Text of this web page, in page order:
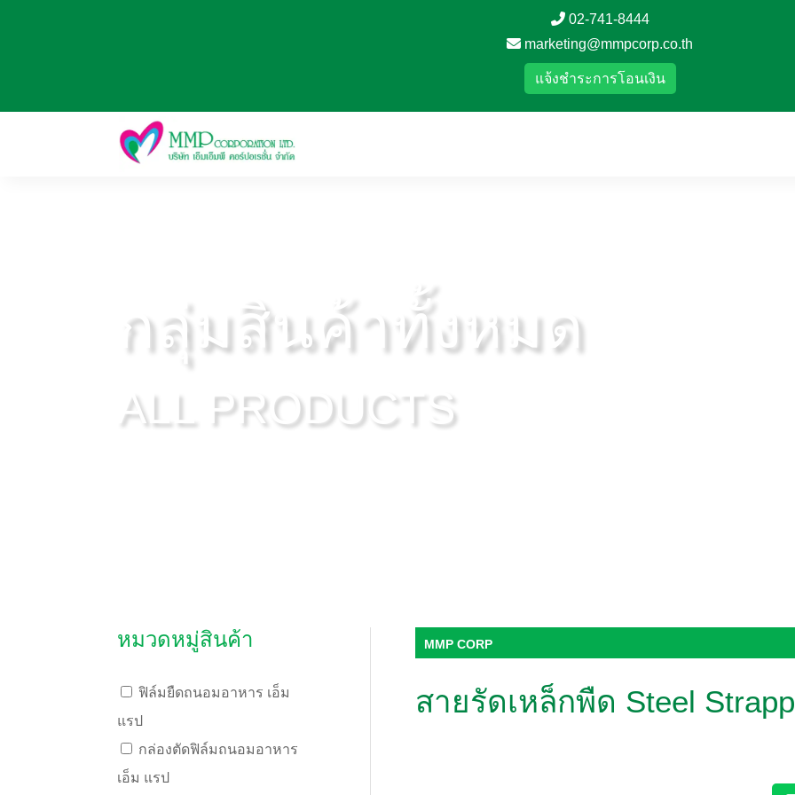
02-741-8444
marketing@mmpcorp.co.th
แจ้งชำระการโอนเงิน
กลุ่มสินค้าทั้งหมด
ALL PRODUCTS
หมวดหมู่สินค้า
ฟิล์มยืดถนอมอาหาร เอ็ม
แรป
กล่องตัดฟิล์มถนอมอาหาร
เอ็ม แรป
MMP CORP
สายรัดเหล็กพืด Steel